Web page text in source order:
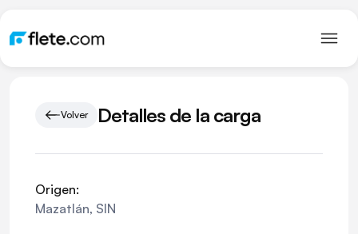
Volver Detalles de la carga
Origen:
Mazatlán, SIN